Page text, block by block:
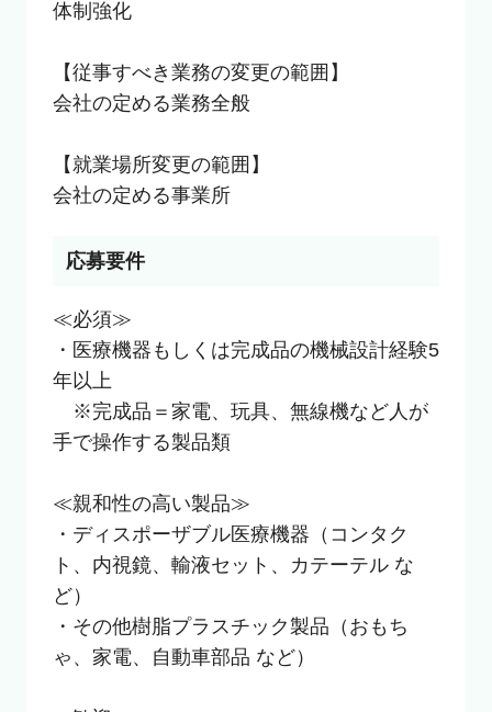
体制強化
【従事すべき業務の変更の範囲】
会社の定める業務全般
【就業場所変更の範囲】
会社の定める事業所
応募要件
≪必須≫
・医療機器もしくは完成品の機械設計経験5
年以上
※完成品＝家電、玩具、無線機など人が
手で操作する製品類
≪親和性の高い製品≫
・ディスポーザブル医療機器（コンタク
ト、内視鏡、輸液セット、カテーテル な
ど）
・その他樹脂プラスチック製品（おもち
ゃ、家電、自動車部品 など）